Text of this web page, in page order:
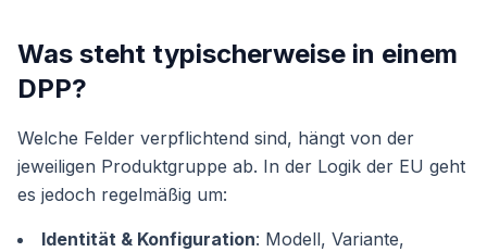
Was steht typischerweise in einem
DPP?
Welche Felder verpflichtend sind, hängt von der
jeweiligen Produktgruppe ab. In der Logik der EU geht
es jedoch regelmäßig um:
Identität & Konfiguration: Modell, Variante,